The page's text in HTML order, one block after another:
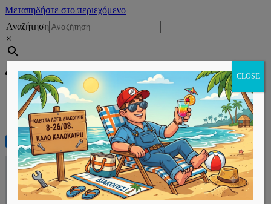
Μεταπηδήστε στο περιεχόμενο
Αναζήτηση
×
Εγγραφή
Αρχική
E-shop
CLOSE